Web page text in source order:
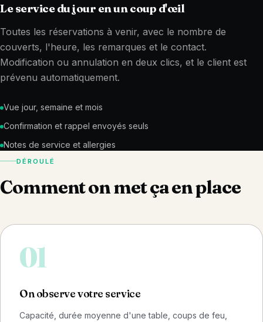
Le service du jour en un coup d'œil
Toutes les réservations à venir, avec le nombre de
couverts, l'heure, les remarques et le contact.
Modification ou annulation en deux clics, et le client est
prévenu automatiquement.
Vue jour, semaine et mois
Confirmation et rappel envoyés seuls
Notes de service et allergies
DÉROULÉ
Comment on met ça en place
01
On observe votre service
Capacité, durée moyenne d'une table, coups de feu,